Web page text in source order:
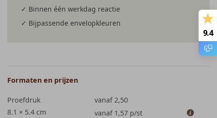
✓ Binnen één werkdag reactie
✓ Bijpassende envelopkleuren
Formaten en prijzen
Proefdruk
vanaf 2,50
8.1 × 5.4 cm
vanaf 1,57 p/st
9.4